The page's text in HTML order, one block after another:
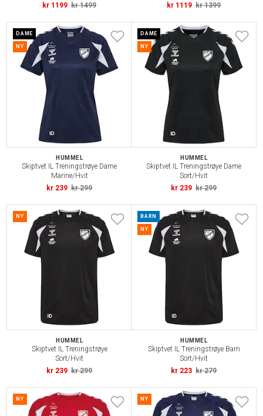
kr 1199 kr 1499
kr 1119 kr 1399
DAME
NY
HUMMEL
Skiptvet IL Treningstrøye Dame
Marine/Hvit
kr 239 kr 299
DAME
NY
HUMMEL
Skiptvet IL Treningstrøye Dame
Sort/Hvit
kr 239 kr 299
NY
HUMMEL
Skiptvet IL Treningstrøye
Sort/Hvit
kr 239 kr 299
BARN
NY
HUMMEL
Skiptvet IL Treningstrøye Barn
Sort/Hvit
kr 223 kr 279
NY NY